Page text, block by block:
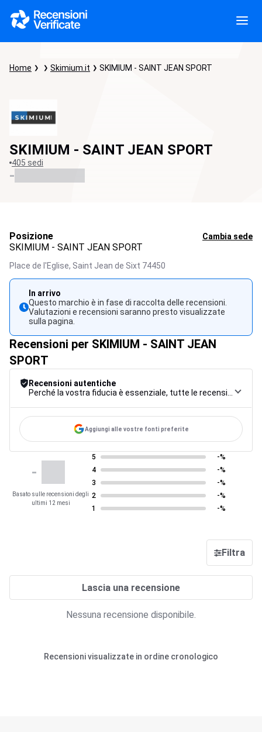
Home Skimium.it SKIMIUM - SAINT JEAN SPORT
SKIMIUM - SAINT JEAN SPORT
405 sedi
-
Posizione Cambia sede
SKIMIUM - SAINT JEAN SPORT
Place de l'Eglise, Saint Jean de Sixt 74450
In arrivo
Questo marchio è in fase di raccolta delle recensioni.
Valutazioni e recensioni saranno presto visualizzate
sulla pagina.
Recensioni per SKIMIUM - SAINT JEAN
SPORT
Recensioni autentiche
Aggiungi alle vostre fonti preferite
-
Basato sulle recensioni degli
ultimi 12 mesi
5
-%
4
-%
3
-%
2
-%
1
-%
Filtra
Lascia una recensione
Nessuna recensione disponibile.
Recensioni visualizzate in ordine cronologico